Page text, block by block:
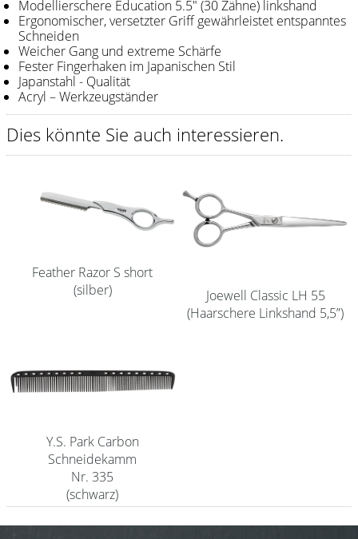
e-kwip
Bürsten
Y.S. Park
Werkzeugtaschen
e-kwip
Shampoo
Equipment
Aktuelle Informationen
Kontakt
Modellierschere Education 5.5" (30 Zähne) linkshand
Ergonomischer, versetzter Griff gewährleistet entspanntes
Schneiden
Weicher Gang und extreme Schärfe
Fester Fingerhaken im Japanischen Stil
Japanstahl - Qualität
Acryl – Werkzeugständer
Dies könnte Sie auch interessieren.
Feather Razor S short
(silber)
Joewell Classic LH 55
(Haarschere Linkshand 5,5”)
Y.S. Park Carbon
Schneidekamm
Nr. 335
(schwarz)